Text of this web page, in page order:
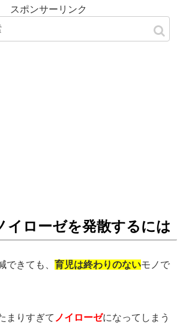
スポンサーリンク
イローゼを発散するには
できても、 育児は終わりのないモノで
まりすぎて ノイローゼになってしまう